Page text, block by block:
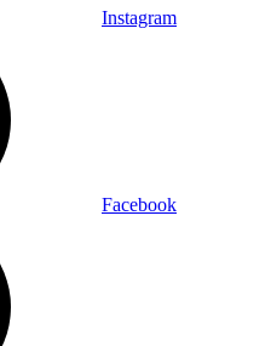
Instagram
Facebook